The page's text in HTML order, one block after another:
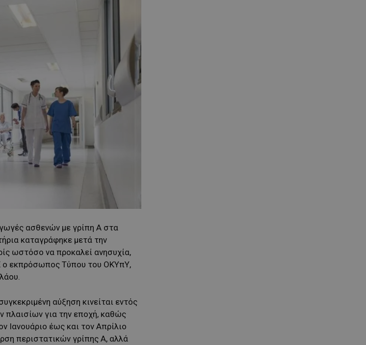
ασθενών με γρίπη Α στα
καταγράφηκε μετά την
ωστόσο να προκαλεί ανησυχία,
εκπρόσωπος Τύπου του ΟΚΥπΥ,
αύξηση κινείται εντός
πλαισίων για την εποχή, καθώς
Ιανουάριο έως και τον Απρίλιο
περιστατικών γρίπης Α, αλλά